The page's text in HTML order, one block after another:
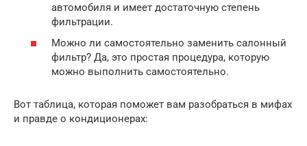
автомобиля и имеет достаточную степень
фильтрации.
Можно ли самостоятельно заменить салонный
фильтр? Да, это простая процедура, которую
можно выполнить самостоятельно.
Вот таблица, которая поможет вам разобраться в мифах
и правде о кондиционерах: